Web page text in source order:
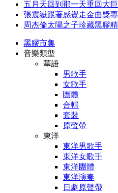
五月天回到那一天重回大
張震嶽跟著感覺走金曲獎
周杰倫太陽之子珍藏黑膠精
黑膠市集
音樂類型
華語
男歌手
女歌手
團體
合輯
套裝
原聲帶
東洋
東洋男歌手
東洋女歌手
東洋團體
東洋演奏
日劇原聲帶